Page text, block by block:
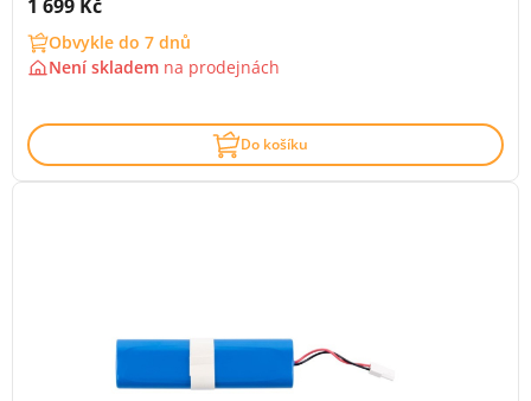
1 699 Kč
Obvykle do 7 dnů
Není skladem na prodejnách
Do košíku